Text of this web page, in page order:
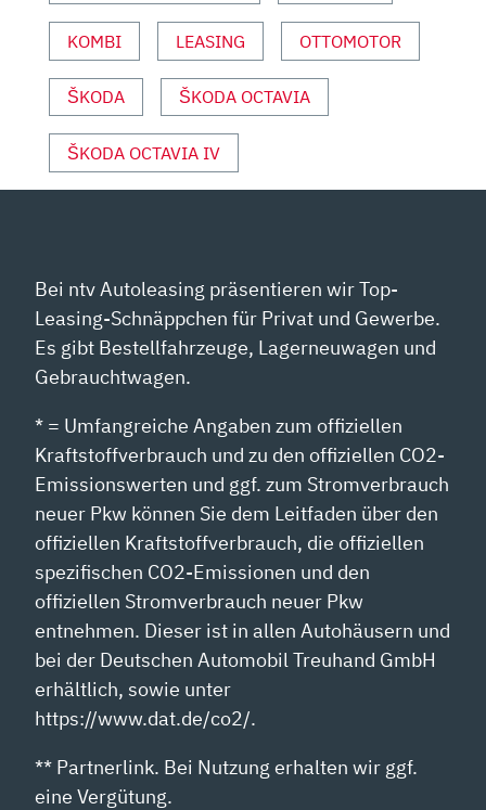
REVIEW
UND
FAHR
DOCH“
VON
KOMBI LEASING OTTOMOTOR
ŠKODA ŠKODA OCTAVIA
ŠKODA OCTAVIA IV
Bei ntv Autoleasing präsentieren wir Top-
Leasing-Schnäppchen für Privat und Gewerbe.
Es gibt Bestellfahrzeuge, Lagerneuwagen und
Gebrauchtwagen.
* = Umfangreiche Angaben zum offiziellen
Kraftstoffverbrauch und zu den offiziellen CO2-
Emissionswerten und ggf. zum Stromverbrauch
neuer Pkw können Sie dem Leitfaden über den
offiziellen Kraftstoffverbrauch, die offiziellen
spezifischen CO2-Emissionen und den
offiziellen Stromverbrauch neuer Pkw
entnehmen. Dieser ist in allen Autohäusern und
bei der Deutschen Automobil Treuhand GmbH
erhältlich, sowie unter
https://www.dat.de/co2/.
** Partnerlink. Bei Nutzung erhalten wir ggf.
eine Vergütung.